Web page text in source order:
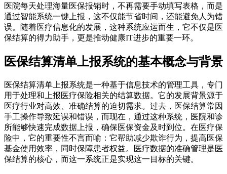
医院每天处理海量医保报销时，不再需要手动填写表格，而是
通过智能系统一键上报，这不仅能节省时间，还能避免人为错
误。随着医疗信息化的发展，这种系统应运而生，它不仅是医
保结算的得力助手，更是推动健康IT进步的重要一环。
医保结算清单上报系统的基本概念与背景
医保结算清单上报系统是一种基于信息技术的管理工具，专门
用于处理和上报医疗保险相关的结算数据。它的发展背景源于
医疗行业对高效、准确结算的迫切需求。过去，医保结算常因
手工操作导致延误和错误，而现在，通过这种系统，医院和诊
所能够快速完成数据上报，确保医保资金及时到位。在医疗保
险中，它的重要性不言而喻：它帮助减少欺诈行为，提高医保
基金使用效率，同时保障患者权益。医疗数据的准确管理是医
保结算的核心，而这一系统正是实现这一目标的关键。